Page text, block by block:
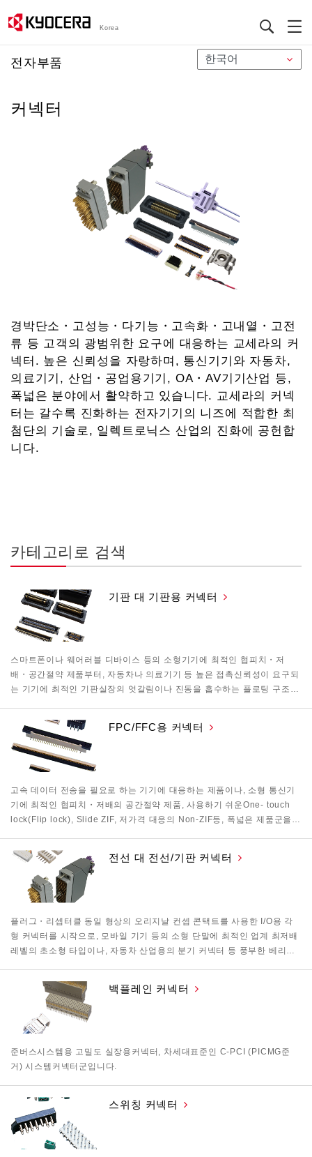
Korea
전자부품
커넥터
경박단소・고성능・다기능・고속화・고내열・고전
류 등 고객의 광범위한 요구에 대응하는 교세라의 커
넥터. 높은 신뢰성을 자랑하며, 통신기기와 자동차,
의료기기, 산업・공업용기기, OA・AV기기산업 등,
폭넓은 분야에서 활약하고 있습니다. 교세라의 커넥
터는 갈수록 진화하는 전자기기의 니즈에 적합한 최
첨단의 기술로, 일렉트로닉스 산업의 진화에 공헌합
니다.
카테고리로 검색
기판 대 기판용 커넥터
스마트폰이나 웨어러블 디바이스 등의 소형기기에 최적인 협피치・저
배・공간절약 제품부터, 자동차나 의료기기 등 높은 접촉신뢰성이 요구되
는 기기에 최적인 기판실장의 엇갈림이나 진동을 흡수하는 플로팅 구조…
FPC/FFC용 커넥터
고속 데이터 전송을 필요로 하는 기기에 대응하는 제품이나, 소형 통신기
기에 최적인 협피치・저배의 공간절약 제품, 사용하기 쉬운One- touch
lock(Flip lock), Slide ZIF, 저가격 대응의 Non-ZIF등, 폭넓은 제품군을…
전선 대 전선/기판 커넥터
플러그・리셉터클 동일 형상의 오리지날 컨셉 콘택트를 사용한 I/O용 각
형 커넥터를 시작으로, 모바일 기기 등의 소형 단말에 최적인 업계 최저배
레벨의 초소형 타입이나, 자동차 산업용의 분기 커넥터 등 풍부한 베리…
백플레인 커넥터
준버스시스템용 고밀도 실장용커넥터, 차세대표준인 C-PCI (PICMG준
거) 시스템커넥터군입니다.
스위칭 커넥터